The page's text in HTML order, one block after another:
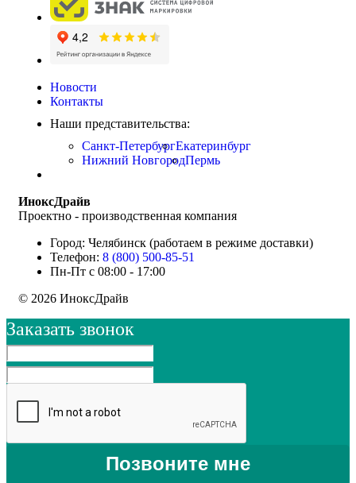
Новости
Контакты
Наши представительства:
Санкт-ПетербургЕкатеринбург
Нижний НовгородПермь
ИноксДрайв
Проектно - производственная компания
Город: Челябинск (работаем в режиме доставки)
Телефон: 8 (800) 500-85-51
Пн-Пт с 08:00 - 17:00
© 2026 ИноксДрайв
Заказать звонок